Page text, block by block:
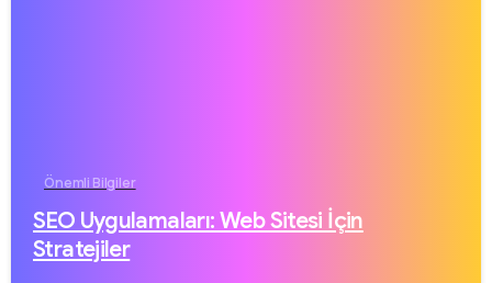
Önemli Bilgiler
SEO Uygulamaları: Web Sitesi İçin
Stratejiler